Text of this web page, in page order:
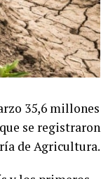
35,6 millones
se registraron
de Agricultura.